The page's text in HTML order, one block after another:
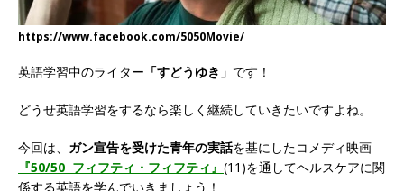
https://www.facebook.com/5050Movie/
英語学習中のライター 「すどうゆき」 です！
どうせ英語学習をするなら楽しく継続していきたいですよね。
今回は、 ガン宣告を受けた青年の実話を基にしたコメディ映画
『50/50 フィフティ・ フィフティ』 (11)を通してヘルスケアに関
係する英語を学んでいきましょう！